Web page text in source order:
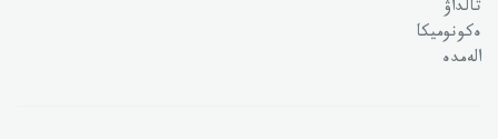
تالداۋ
ەكونوميكا
الەمدە